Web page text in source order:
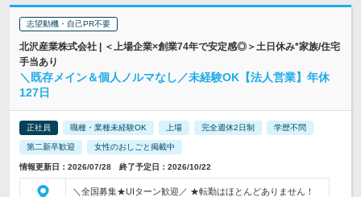
志望動機・自己PR不要
北沢産業株式会社 | ＜上場企業×創業74年で安定感◎＞土日休み*家族/住宅
手当あり
＼既存メイン＆個人ノルマなし／未経験OK【法人営業】年休
127日
正社員 職種・業種未経験OK 上場 完全週休2日制 学歴不問
第二新卒歓迎 女性のおしごと掲載中
情報更新日：2026/07/28 終了予定日：2026/10/22
＼全国募集★UIターン歓迎／ ★転勤はほとんどありません！